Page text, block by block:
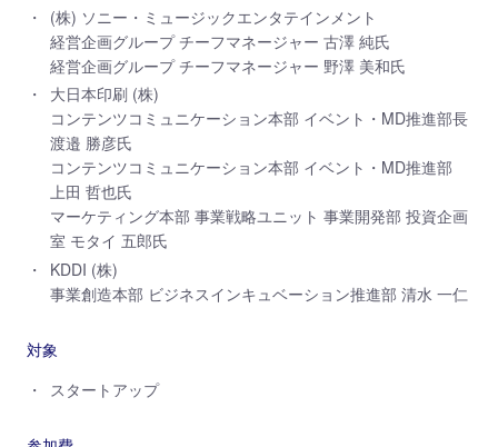
(株) ソニー・ミュージックエンタテインメント
経営企画グループ チーフマネージャー 古澤 純氏
経営企画グループ チーフマネージャー 野澤 美和氏
大日本印刷 (株)
コンテンツコミュニケーション本部 イベント・MD推進部長
渡邉 勝彦氏
コンテンツコミュニケーション本部 イベント・MD推進部
上田 哲也氏
マーケティング本部 事業戦略ユニット 事業開発部 投資企画
室 モタイ 五郎氏
KDDI (株)
事業創造本部 ビジネスインキュベーション推進部 清水 一仁
対象
スタートアップ